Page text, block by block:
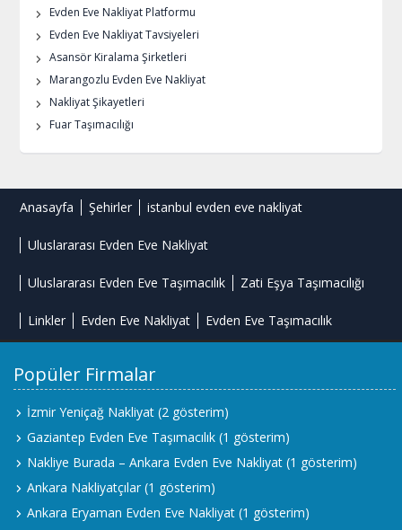
Evden Eve Nakliyat Platformu
Evden Eve Nakliyat Tavsiyeleri
Asansör Kiralama Şirketleri
Marangozlu Evden Eve Nakliyat
Nakliyat Şikayetleri
Fuar Taşımacılığı
Anasayfa Şehirler istanbul evden eve nakliyat
Uluslararası Evden Eve Nakliyat
Uluslararası Evden Eve Taşımacılık Zati Eşya Taşımacılığı
Linkler Evden Eve Nakliyat Evden Eve Taşımacılık
Popüler Firmalar
İzmir Yeniçağ Nakliyat (2 gösterim)
Gaziantep Evden Eve Taşımacılık (1 gösterim)
Nakliye Burada – Ankara Evden Eve Nakliyat (1 gösterim)
Ankara Nakliyatçılar (1 gösterim)
Ankara Eryaman Evden Eve Nakliyat (1 gösterim)